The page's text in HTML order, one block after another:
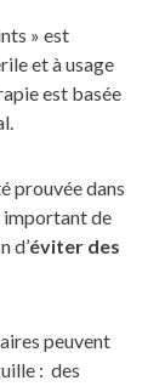
» est
et à usage
est basée
prouvée dans
important de
d’éviter des
peuvent
: des